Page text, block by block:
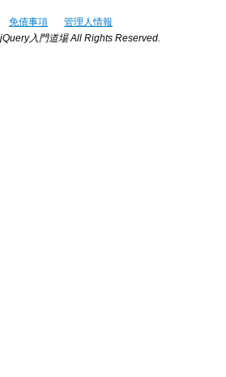
免債事項
管理人情報
入門道場 All Rights Reserved.